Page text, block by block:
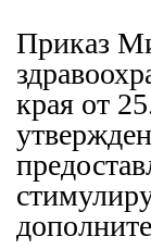
Приказ
края от